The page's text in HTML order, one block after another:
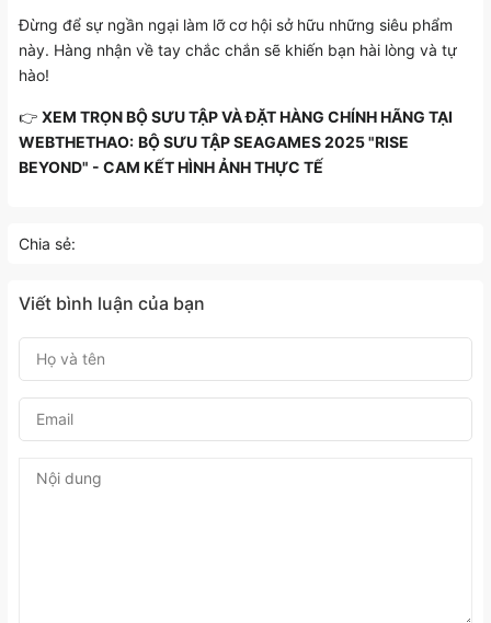
Đừng để sự ngần ngại làm lỡ cơ hội sở hữu những siêu phẩm
này. Hàng nhận về tay chắc chắn sẽ khiến bạn hài lòng và tự
hào!
👉 XEM TRỌN BỘ SƯU TẬP VÀ ĐẶT HÀNG CHÍNH HÃNG TẠI
WEBTHETHAO: BỘ SƯU TẬP SEAGAMES 2025 "RISE
BEYOND" - CAM KẾT HÌNH ẢNH THỰC TẾ
Chia sẻ:
Viết bình luận của bạn